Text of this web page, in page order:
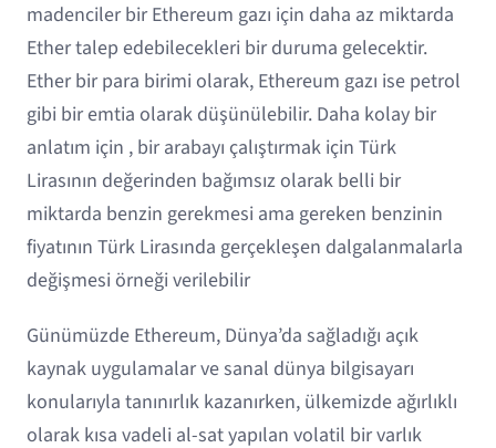
madenciler bir Ethereum gazı için daha az miktarda
Ether talep edebilecekleri bir duruma gelecektir.
Ether bir para birimi olarak, Ethereum gazı ise petrol
gibi bir emtia olarak düşünülebilir. Daha kolay bir
anlatım için , bir arabayı çalıştırmak için Türk
Lirasının değerinden bağımsız olarak belli bir
miktarda benzin gerekmesi ama gereken benzinin
fiyatının Türk Lirasında gerçekleşen dalgalanmalarla
değişmesi örneği verilebilir
Günümüzde Ethereum, Dünya’da sağladığı açık
kaynak uygulamalar ve sanal dünya bilgisayarı
konularıyla tanınırlık kazanırken, ülkemizde ağırlıklı
olarak kısa vadeli al-sat yapılan volatil bir varlık